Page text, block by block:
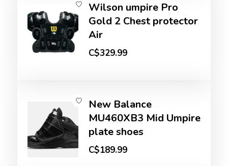
Wilson umpire Pro
Gold 2 Chest protector
Air
C$329.99
New Balance
MU460XB3 Mid Umpire
plate shoes
C$189.99